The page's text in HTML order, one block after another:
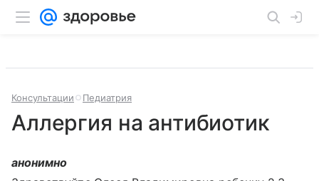
Консультации Педиатрия
Аллергия на антибиотик
анонимно